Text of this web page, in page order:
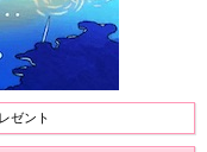
ゼント